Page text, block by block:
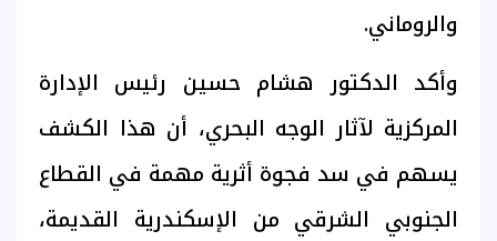
والروماني.
وأكد الدكتور هشام حسين رئيس الإدارة
المركزية لآثار الوجه البحري، أن هذا الكشف
يسهم في سد فجوة أثرية مهمة في القطاع
الجنوبي الشرقي من الإسكندرية القديمة،